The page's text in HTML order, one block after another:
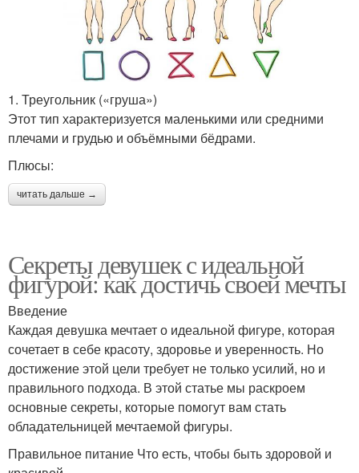
1. Треугольник («груша»)
Этот тип характеризуется маленькими или средними
плечами и грудью и объёмными бёдрами.
Плюсы:
читать дальше →
Секреты девушек с идеальной
фигурой: как достичь своей мечты
Введение
Каждая девушка мечтает о идеальной фигуре, которая
сочетает в себе красоту, здоровье и уверенность. Но
достижение этой цели требует не только усилий, но и
правильного подхода. В этой статье мы раскроем
основные секреты, которые помогут вам стать
обладательницей мечтаемой фигуры.
Правильное питание Что есть, чтобы быть здоровой и